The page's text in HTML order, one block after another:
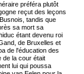
préféra plutôt
reçut des leçons
tandis que
sa mort sa
étant devenu roi
de Bruxelles et
de l'éducation des
de la cour était
lui qui poussa